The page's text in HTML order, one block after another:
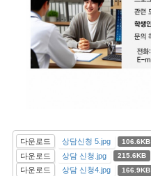
다운로드 상담신청 5.jpg 106.6KB
다운로드 상담 신청.jpg 215.6KB
다운로드 상담 신청4.jpg 166.9KB